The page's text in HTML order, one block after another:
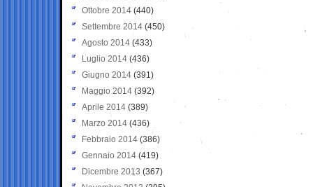
Ottobre 2014 (440)
Settembre 2014 (450)
Agosto 2014 (433)
Luglio 2014 (436)
Giugno 2014 (391)
Maggio 2014 (392)
Aprile 2014 (389)
Marzo 2014 (436)
Febbraio 2014 (386)
Gennaio 2014 (419)
Dicembre 2013 (367)